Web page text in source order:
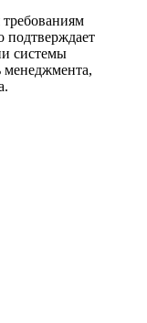
требованиям
подтверждает
системы
менеджмента,